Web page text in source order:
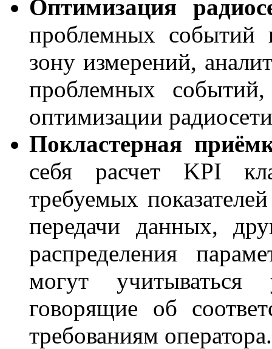
Оптимизация
проблемных событий
зону измерений,
проблемных
оптимизации
Покластерная
себя расчет KPI
требуемых
передачи данных,
распределения
могут
говорящие об
требованиям оператора.